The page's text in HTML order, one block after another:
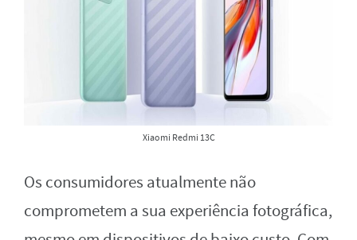
Xiaomi Redmi 13C
Os consumidores atualmente não
comprometem a sua experiência fotográfica,